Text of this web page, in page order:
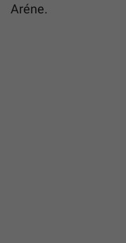
Aréne.